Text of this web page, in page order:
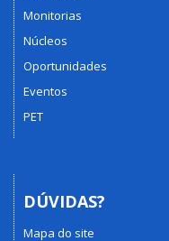
Monitorias
Núcleos
Oportunidades
Eventos
PET
DÚVIDAS?
Mapa do site